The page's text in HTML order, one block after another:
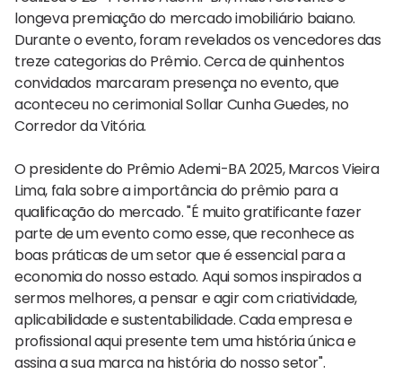
longeva premiação do mercado imobiliário baiano.
Durante o evento, foram revelados os vencedores das
treze categorias do Prêmio. Cerca de quinhentos
convidados marcaram presença no evento, que
aconteceu no cerimonial Sollar Cunha Guedes, no
Corredor da Vitória.
O presidente do Prêmio Ademi-BA 2025, Marcos Vieira
Lima, fala sobre a importância do prêmio para a
qualificação do mercado. "É muito gratificante fazer
parte de um evento como esse, que reconhece as
boas práticas de um setor que é essencial para a
economia do nosso estado. Aqui somos inspirados a
sermos melhores, a pensar e agir com criatividade,
aplicabilidade e sustentabilidade. Cada empresa e
profissional aqui presente tem uma história única e
assina a sua marca na história do nosso setor".